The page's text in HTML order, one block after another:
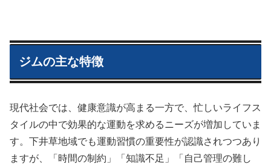
ジムの主な特徴
現代社会では、健康意識が高まる一方で、忙しいライフス
タイルの中で効果的な運動を求めるニーズが増加していま
す。下井草地域でも運動習慣の重要性が認識されつつあり
ますが、「時間の制約」「知識不足」「自己管理の難し